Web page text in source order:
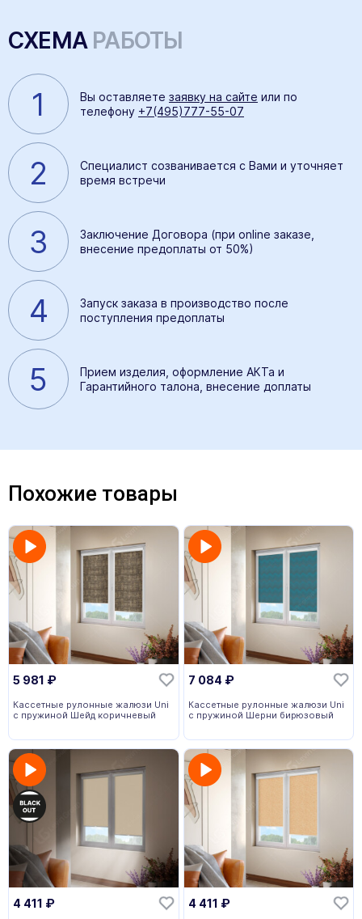
СХЕМАРАБОТЫ
1 Вы оставляете заявку на сайте или по
телефону +7(495)777-55-07
2
Специалист созванивается с Вами и уточняет
время встречи
3
Заключение Договора (при online заказе,
внесение предоплаты от 50%)
4
Запуск заказа в производство после
поступления предоплаты
5
Прием изделия, оформление АКТа и
Гарантийного талона, внесение доплаты
Похожие товары
5 981 ₽
Кассетные рулонные жалюзи Uni
с пружиной Шейд коричневый
7 084 ₽
Кассетные рулонные жалюзи Uni
с пружиной Шерни бирюзовый
4 411 ₽ 4 411 ₽